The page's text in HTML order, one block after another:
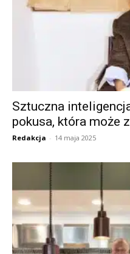
Sztuczna
pokusa, która może
Redakcja - 14 maja 2025